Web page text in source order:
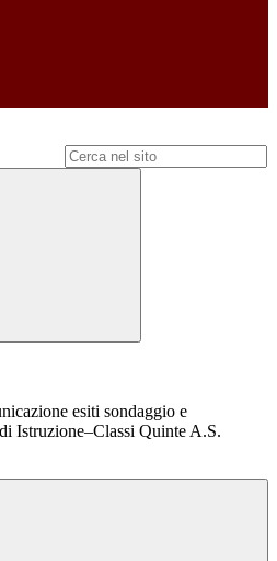
esiti sondaggio e
Istruzione–Classi Quinte A.S.